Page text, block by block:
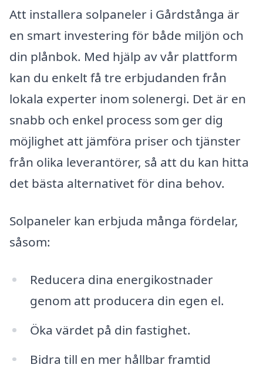
Att installera solpaneler i Gårdstånga är
en smart investering för både miljön och
din plånbok. Med hjälp av vår plattform
kan du enkelt få tre erbjudanden från
lokala experter inom solenergi. Det är en
snabb och enkel process som ger dig
möjlighet att jämföra priser och tjänster
från olika leverantörer, så att du kan hitta
det bästa alternativet för dina behov.
Solpaneler kan erbjuda många fördelar,
såsom:
Reducera dina energikostnader
genom att producera din egen el.
Öka värdet på din fastighet.
Bidra till en mer hållbar framtid